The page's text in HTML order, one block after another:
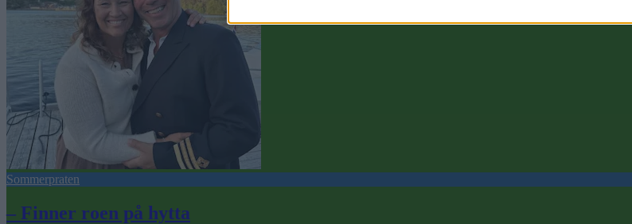
Sommerpraten
– Finner roen på hytta